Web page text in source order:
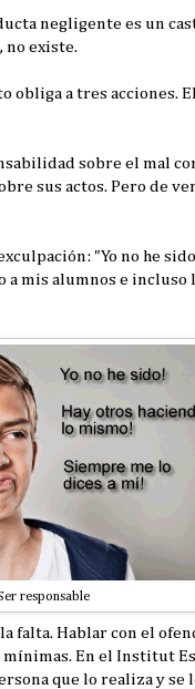
negligente es un
no existe.
obliga a tres acciones.
sobre el mal
sus actos. Pero de
"Yo no he
a mis alumnos e
responsable
falta. Hablar con el
En el Institut
que lo realiza y se